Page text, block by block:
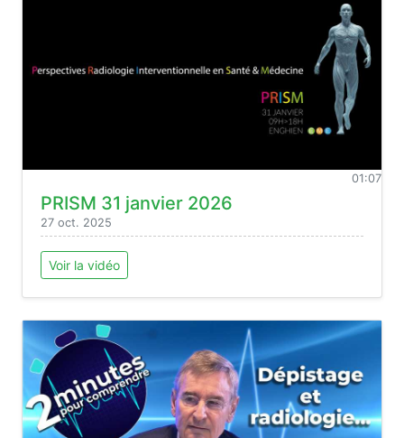
01:07
PRISM 31 janvier 2026
27 oct. 2025
Voir la vidéo